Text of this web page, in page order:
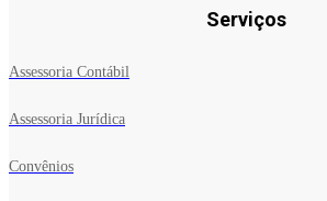
Serviços
Assessoria Contábil
Assessoria Jurídica
Convênios